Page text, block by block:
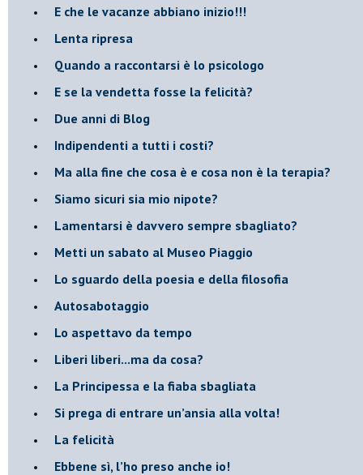
​E che le vacanze abbiano inizio!!!
​Lenta ripresa
​Quando a raccontarsi è lo psicologo
​E se la vendetta fosse la felicità?
​Due anni di Blog
​Indipendenti a tutti i costi?
​Ma alla fine che cosa è e cosa non è la terapia?
​Siamo sicuri sia mio nipote?
​Lamentarsi è davvero sempre sbagliato?
​Metti un sabato al Museo Piaggio
​Lo sguardo della poesia e della filosofia
Autosabotaggio
​Lo aspettavo da tempo
​Liberi liberi...ma da cosa?
​La Principessa e la fiaba sbagliata
Si prega di entrare un’ansia alla volta!
​La felicità
​Ebbene sì, l’ho preso anche io!